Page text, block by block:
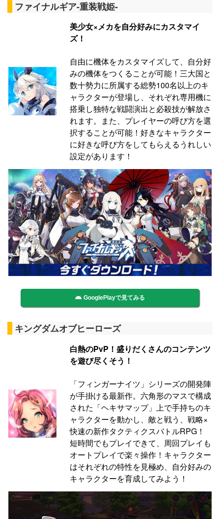
ファイナルギア-重装戦姫-
美少女×メカを自分好みにカスタマイ
ズ！
自由に機体をカスタマイズして、自分好
みの機体をつくることが可能！三大国と
数十勢力に所属する総勢100名以上のキ
ャラクターが登場し、それぞれ専用機に
搭乗し独特な戦闘演出と必殺技が解放さ
れます。また、プレイヤーの呼び方を選
択することが可能！好きなキャラクター
に好きな呼び方をしてもらえるうれしい
設定があります！
GooglePlayで見てみる
キングダムオブヒーローズ
白熱のPvP！盛りだくさんのコンテンツ
を遊び尽くそう！
「フィンガーナイツ」シリーズの開発陣
が手掛ける最新作。六角形のマスで構成
された「ヘキサマップ」上で手持ちのキ
ャラクターを動かし、敵と戦う、戦略×
快速の新作タクティクスバトルRPG！
短時間でもプレイできて、周回プレイも
オートプレイで楽々操作！キャラクター
はそれぞれの特性を見極め、自分好みの
キャラクターを育成してみよう！